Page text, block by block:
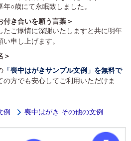
○歳にて永眠致しました。
付き合いを願う言葉＞
たご厚情に深謝いたしますと共に明年
申し上げます。
＞
「喪中はがきサンプル文例」を無料で
の方でも安心してご利用いただけま
例 喪中はがき その他の文例